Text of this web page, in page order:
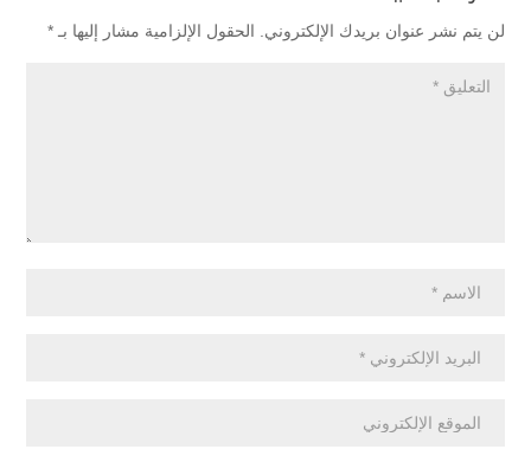
لن يتم نشر عنوان بريدك الإلكتروني. الحقول الإلزامية مشار إليها بـ *